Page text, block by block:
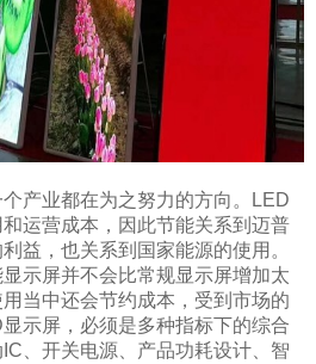
业都在为之努力的方向。LED
运营成本，因此节能关系到迈普
益，也关系到国家能源的使用。
示屏并不会比常规显示屏增加太
当中还会节约成本，受到市场的
示屏，必须是多种指标下的综合
、开关电源、产品功耗设计、智